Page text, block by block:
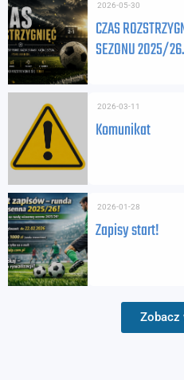
CZAS
SEZONU 2025/26.
2026-05-30
Komunikat
2026-03-11
Zapisy start!
2026-01-28
Zobacz